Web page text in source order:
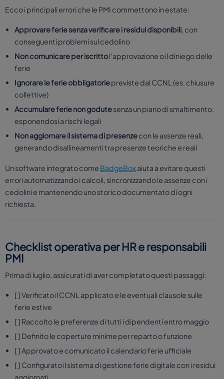
Ecco i principali errori che le PMI commettono in estate:
Approvare ferie senza verificare i residui disponibili, con
conseguenti problemi sul cedolino
Non comunicare per iscrittol'approvazione o il diniego delle
ferie
Ignorare le ferie obbligatoriepreviste dal CCNL (es. chiusure
collettive)
Accumulare ferie non godutesenza un piano di smaltimento,
esponendosi a rischi legali
Non aggiornare il sistema di presenzecon le assenze reali,
generando disallineamenti tra presenze teoriche e reali
Un software integrato come BadgeBoxaiuta a evitare questi
errori automatizzando i calcoli, sincronizzando le assenze con i
cedolini e mantenendo uno storico documentato di ogni
richiesta.
Checklist operativa per HR e responsabili
PMI
Prima di luglio, assicurati di aver completato questi passaggi:
[ ] Verificato il CCNL applicato e le eventuali clausole sulle
ferie estive
[ ] Raccolto le preferenze di tutti i dipendenti entro maggio
[ ] Definito le coperture minime per reparto o funzione
[ ] Approvato e comunicato il calendario ferie ufficiale
[ ] Configurato il sistema di gestione ferie digitale con i residui
aggiornati